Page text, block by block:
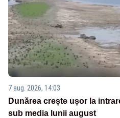
7 aug. 2026, 14:03
Dunărea crește ușor la
sub media lunii august